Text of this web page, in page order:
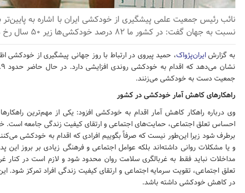
نائب رئیس جمعیت علمی پیشگیری از خودکشی ایران با اشاره به
نسبت به جهان گفت: در کشور ما ۸۲ درصد خودکشی‌ها زیر ۵۰ سال رخ می‌دهد.
به گزارشایران‌پژواک، حمید پیروی در ارتباط با روز جهانی پیشگیری از خودکشی
جمعیت دست به خودکشی می‌زنند.
راهکارهای کاهش آمار خودکشی در کشور
وی درباره راهکار کاهش آمار اقدام به خودکشی افزود: یکی از مهم‌ترین
احساس تعلق اجتماعی، حمایت‌های اجتماعی و ارتقای کیفیت زندگی جامعه است.
برطرف شود زیرا این‌طور نیست که صرفاً بگوییم افرادی که اقدام به خودکشی
و یا مشکلات روانی داشته‌اند بلکه عوامل اجتماعی و فرهنگی زیادی بر بروز این
مداخلات نباید فقط به غربالگری سلامت روان محدود شود و لازم است در کنار
تعلق اجتماعی، تقویت سرمایه اجتماعی و ارتقای کیفیت زندگی افراد تمرکز شود.
در کاهش خودکشی داشته باشد.